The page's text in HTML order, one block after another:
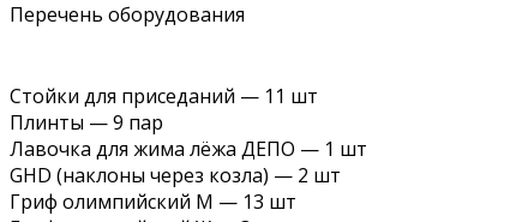
Перечень оборудования
Стойки для приседаний — 11 шт
Плинты — 9 пар
Лавочка для жима лёжа ДЕПО — 1 шт
GHD (наклоны через козла) — 2 шт
Гриф олимпийский М — 13 шт